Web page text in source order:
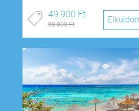
49.900 Ft
58.000 Ft